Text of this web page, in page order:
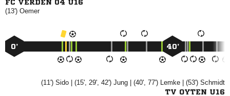
FC VERDEN 04 U16
(13') 
0’ 40’
(11')  | (15', 29', 42')  | (40', 77')  | (53') 
TV OYTEN U16